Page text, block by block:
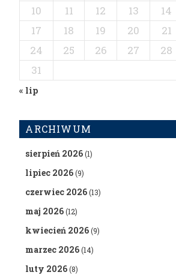
10
11 12 13 14
17
18 19 20 21
24
25 26 27 28
31
« lip
ARCHIWUM
sierpień 2026(1)
lipiec 2026(9)
czerwiec 2026(13)
maj 2026(12)
kwiecień 2026(9)
marzec 2026(14)
luty 2026(8)